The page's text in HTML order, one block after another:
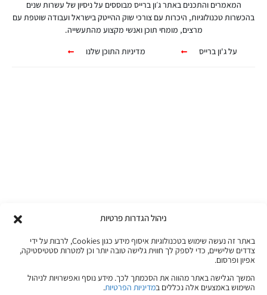
ניהול הגדרות פרטיות
באתר זה נעשה שימוש בטכנולוגיות איסוף מידע כגון Cookies, לרבות על ידי
צדדים שלישיים, כדי לספק לך חווית גלישה טובה יותר וכן למטרות סטטיסטיקה,
אפיון ופרסום.
המשך הגלישה באתר מהווה את הסכמתך לכך. מידע נוסף ואפשרויות לניהול
השימוש באמצעים אלה נכללים במדיניות הפרטיות.
המאמרים והתכנים באתר ג׳ון ברייס מבוססים על ניסיון של עשרות שנים
בהכשרות טכנולוגיות, היכרות עם צורכי שוק ההייטק בישראל ועבודה שוטפת עם
מרצים, מומחי תוכן ואנשי מקצוע מהתעשייה.
על ג'ון ברייס
מדיניות התוכן שלנו
לפרטים לחצו כאן